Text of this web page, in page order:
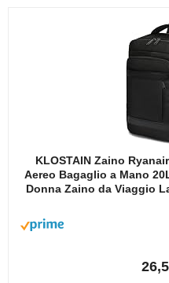
KLOSTAIN Zaino
Aereo Bagaglio a Mano
Donna Zaino da Viaggio